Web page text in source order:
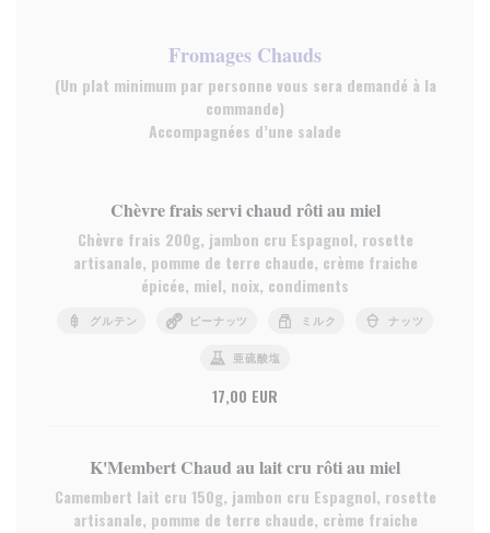
Fromages Chauds
(Un plat minimum par personne vous sera demandé à la
commande)
Accompagnées d’une salade
Chèvre frais servi chaud rôti au miel
Chèvre frais 200g, jambon cru Espagnol, rosette
artisanale, pomme de terre chaude, crème fraiche
épicée, miel, noix, condiments
グルテン ピーナッツ ミルク ナッツ
亜硫酸塩
17,00 EUR
K'Membert Chaud au lait cru rôti au miel
Camembert lait cru 150g, jambon cru Espagnol, rosette
artisanale, pomme de terre chaude, crème fraiche